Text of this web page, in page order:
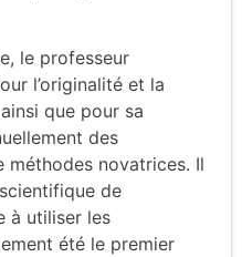
le professeur
l’originalité et la
que pour sa
des
méthodes novatrices. Il
de
à utiliser les
été le premier